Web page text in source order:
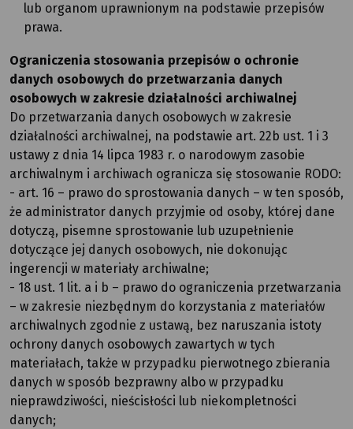
lub organom uprawnionym na podstawie przepisów
prawa.
Ograniczenia stosowania przepisów o ochronie
danych osobowych do przetwarzania danych
osobowych w zakresie działalności archiwalnej
Do przetwarzania danych osobowych w zakresie
działalności archiwalnej, na podstawie art. 22b ust. 1 i 3
ustawy z dnia 14 lipca 1983 r. o narodowym zasobie
archiwalnym i archiwach ogranicza się stosowanie RODO:
- art. 16 – prawo do sprostowania danych – w ten sposób,
że administrator danych przyjmie od osoby, której dane
dotyczą, pisemne sprostowanie lub uzupełnienie
dotyczące jej danych osobowych, nie dokonując
ingerencji w materiały archiwalne;
- 18 ust. 1 lit. a i b – prawo do ograniczenia przetwarzania
– w zakresie niezbędnym do korzystania z materiałów
archiwalnych zgodnie z ustawą, bez naruszania istoty
ochrony danych osobowych zawartych w tych
materiałach, także w przypadku pierwotnego zbierania
danych w sposób bezprawny albo w przypadku
nieprawdziwości, nieścisłości lub niekompletności
danych;